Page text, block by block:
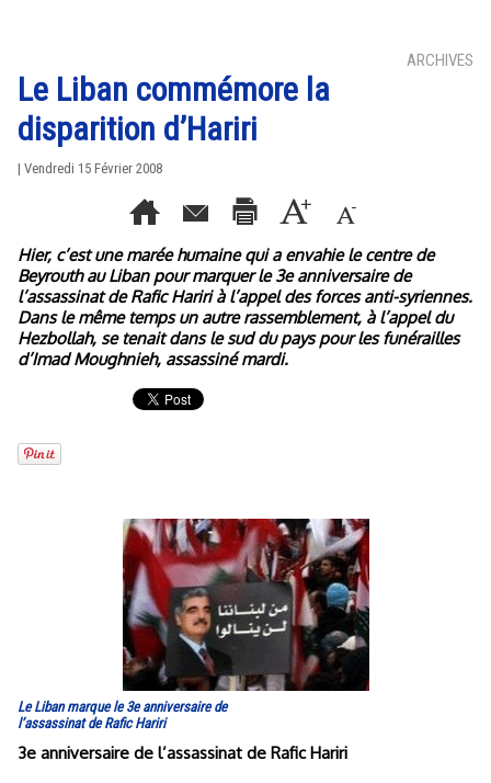
ARCHIVES
Le Liban commémore la
disparition d’Hariri
| Vendredi 15 Février 2008
Hier, c’est une marée humaine qui a envahie le centre de
Beyrouth au Liban pour marquer le 3e anniversaire de
l’assassinat de Rafic Hariri à l’appel des forces anti-syriennes.
Dans le même temps un autre rassemblement, à l’appel du
Hezbollah, se tenait dans le sud du pays pour les funérailles
d’Imad Moughnieh, assassiné mardi.
Le Liban marque le 3e anniversaire de
l’assassinat de Rafic Hariri
3e anniversaire de l’assassinat de Rafic Hariri